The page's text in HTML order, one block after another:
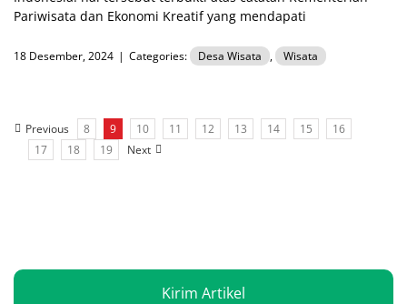
Pariwisata dan Ekonomi Kreatif yang mendapati
18 Desember, 2024 | Categories: Desa Wisata , Wisata
Previous 8 9 10 11 12 13 14 15
16
17
18 19 Next
Kirim Artikel